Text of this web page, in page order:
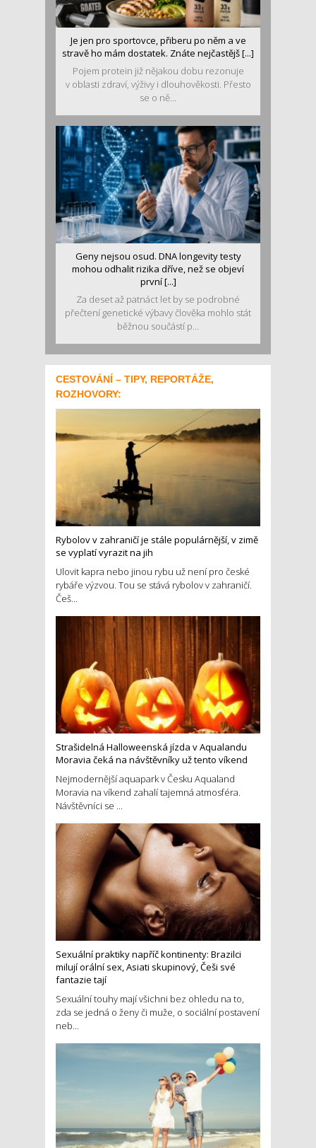
Je jen pro sportovce, přiberu po něm a ve
stravě ho mám dostatek. Znáte nejčastějš [...]
Pojem protein již nějakou dobu rezonuje
v oblasti zdraví, výživy i dlouhověkosti. Přesto
se o ně...
Geny nejsou osud. DNA longevity testy
mohou odhalit rizika dříve, než se objeví
první [...]
Za deset až patnáct let by se podrobné
přečtení genetické výbavy člověka mohlo stát
běžnou součástí p...
CESTOVÁNÍ – TIPY, REPORTÁŽE,
ROZHOVORY:
Rybolov v zahraničí je stále populárnější, v zimě
se vyplatí vyrazit na jih
Ulovit kapra nebo jinou rybu už není pro české
rybáře výzvou. Tou se stává rybolov v zahraničí.
Češ...
Strašidelná Halloweenská jízda v Aqualandu
Moravia čeká na návštěvníky už tento víkend
Nejmodernější aquapark v Česku Aqualand
Moravia na víkend zahalí tajemná atmosféra.
Návštěvníci se ...
Sexuální praktiky napříč kontinenty: Brazilci
milují orální sex, Asiati skupinový, Češi své
fantazie tají
Sexuální touhy mají všichni bez ohledu na to,
zda se jedná o ženy či muže, o sociální postavení
neb...